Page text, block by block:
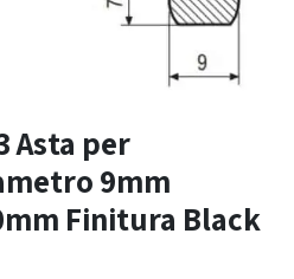
Asta per
9mm
Finitura Black